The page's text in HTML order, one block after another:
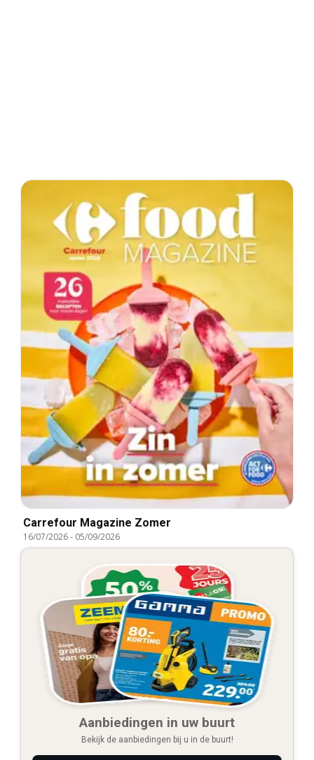
Carrefour Magazine Zomer
16/07/2026- 05/09/2026
Aanbiedingen in uw buurt
Bekijk de aanbiedingen bij u in de buurt!